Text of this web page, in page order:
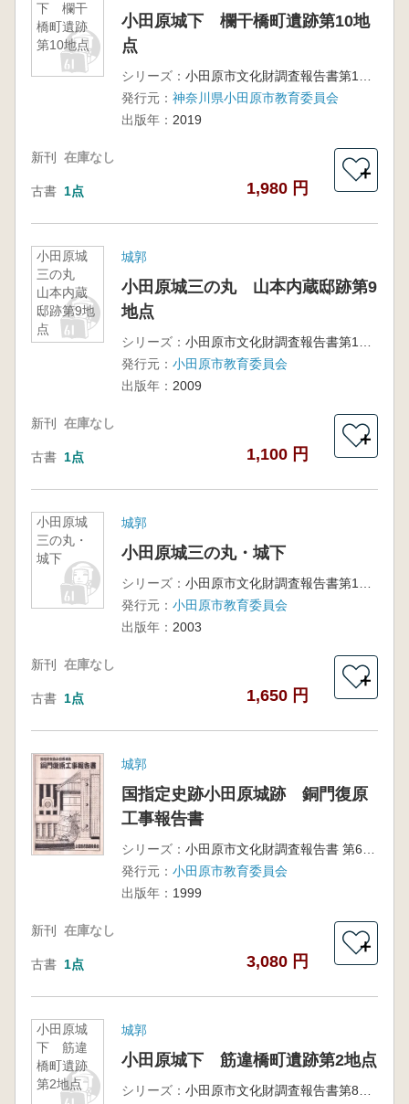
下 欄干
橋町遺跡
第10地点
小田原城下 欄干橋町遺跡第10地
点
シリーズ：
発行元： 神奈川県小田原市教育委員会
出版年： 2019
新刊 在庫なし
古書 1点 1,980 円
＋
小田原城
三の丸
山本内蔵
邸跡第9地
点
城郭
小田原城三の丸 山本内蔵邸跡第9
地点
シリーズ：
発行元： 小田原市教育委員会
出版年： 2009
新刊 在庫なし
古書 1点 1,100 円
＋
小田原城
三の丸・
城下
城郭
小田原城三の丸・城下
シリーズ：
発行元： 小田原市教育委員会
出版年： 2003
新刊 在庫なし
古書 1点 1,650 円
＋
城郭
国指定史跡小田原城跡 銅門復原
工事報告書
シリーズ：
発行元： 小田原市教育委員会
出版年： 1999
新刊 在庫なし
古書 1点 3,080 円
＋
小田原城
下 筋違
橋町遺跡
第2地点
城郭
小田原城下 筋違橋町遺跡第2地点
シリーズ：